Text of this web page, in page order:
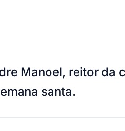
Manoel, reitor da
santa.